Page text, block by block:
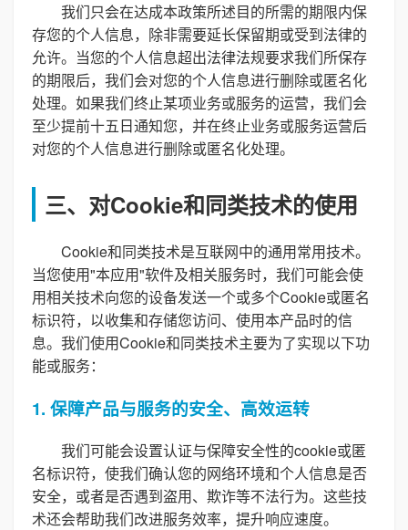
我们只会在达成本政策所述目的所需的期限内保
存您的个人信息，除非需要延长保留期或受到法律的
允许。当您的个人信息超出法律法规要求我们所保存
的期限后，我们会对您的个人信息进行删除或匿名化
处理。如果我们终止某项业务或服务的运营，我们会
至少提前十五日通知您，并在终止业务或服务运营后
对您的个人信息进行删除或匿名化处理。
三、对Cookie和同类技术的使用
Cookie和同类技术是互联网中的通用常用技术。
当您使用"本应用"软件及相关服务时，我们可能会使
用相关技术向您的设备发送一个或多个Cookie或匿名
标识符，以收集和存储您访问、使用本产品时的信
息。我们使用Cookie和同类技术主要为了实现以下功
能或服务：
1. 保障产品与服务的安全、高效运转
我们可能会设置认证与保障安全性的cookie或匿
名标识符，使我们确认您的网络环境和个人信息是否
安全，或者是否遇到盗用、欺诈等不法行为。这些技
术还会帮助我们改进服务效率，提升响应速度。